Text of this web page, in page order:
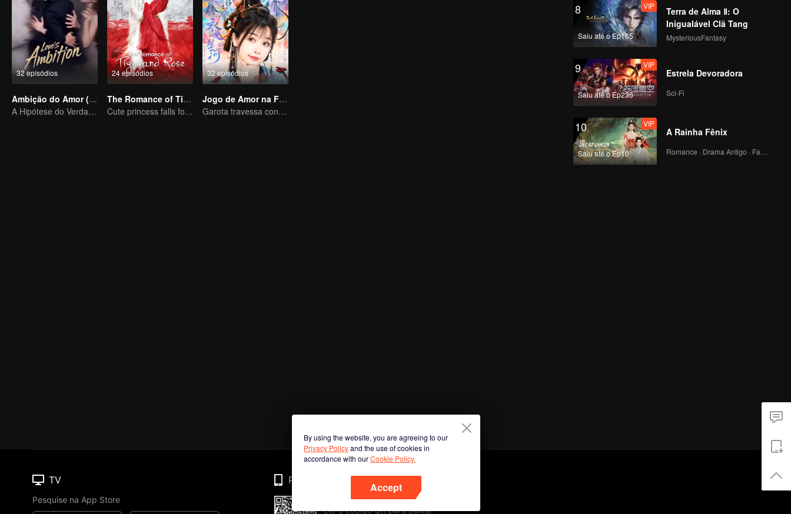
32 episódios
Ambição do Amor (Versão em Inglês)
A Hipótese do Verdadeiro Amor entre Zhao Lusi e Chen Weiting
24 episódios
The Romance of Tiger and Rose (Thai Ver.)
Cute princess falls for the tsundere prince
32 episódios
Jogo de Amor na Fantasia Oriental(English Ver.)
Garota travessa conquista a melancólica.
8
Saiu até o Ep165
VIP
Terra de Alma Ⅱ: O
Inigualável Clã Tang
MysteriousFantasy
9
Saiu até o Ep235
VIP
Estrela Devoradora
Sci-Fi
10
Saiu até o Ep10
VIP
A Rainha Fênix
By using the website, you are agreeing to our
Privacy Policyand the use of cookies in
accordance with ourCookie Policy.
Accept
TV
Pesquise na App Store
Phone
Ler o código QR para baixar